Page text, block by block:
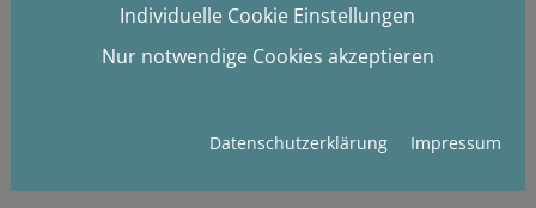
Individuelle Cookie Einstellungen
Nur notwendige Cookies akzeptieren
Datenschutzerklärung Impressum